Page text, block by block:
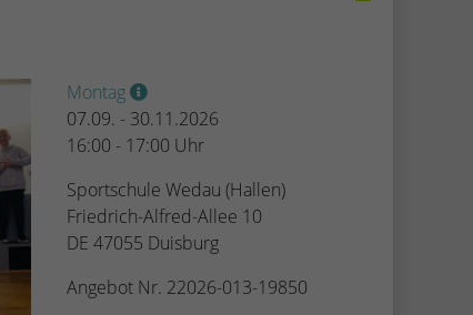
Montag
07.09. - 30.11.2026
16:00 - 17:00 Uhr
Sportschule Wedau (Hallen)
Friedrich-Alfred-Allee 10
DE 47055 Duisburg
Angebot Nr. 22026-013-19850